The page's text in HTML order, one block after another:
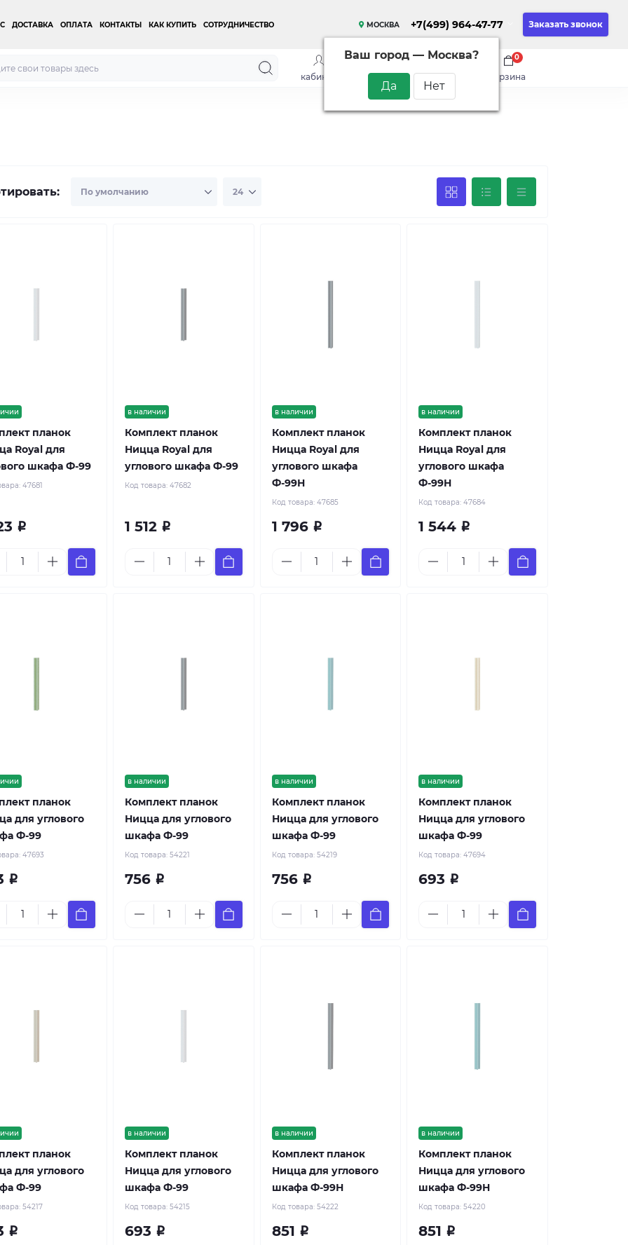
ДОСТАВКА ОПЛАТА КОНТАКТЫ КАК КУПИТЬ СОТРУДНИЧЕСТВО МОСКВА
Ваш город — Москва?
+7(499) 964-47-77 Заказать звонок
кабинет сравнить
0
закладки
0
корзина
0
планок
Royal для
шкафа Ф-99
47681
Р
в наличии
Комплект планок
Ницца Royal для
углового шкафа Ф-99
Код товара: 47682
1 512 Р
в наличии
Комплект планок
Ницца Royal для
углового шкафа
Ф-99Н
Код товара: 47685
1 796 Р
в наличии
Комплект планок
Ницца Royal для
углового шкафа
Ф-99Н
Код товара:47684
1 544 Р
планок
для углового
Ф-99
47693
Р
в наличии
Комплект планок
Ницца для углового
шкафа Ф-99
Код товара: 54221
756 Р
в наличии
Комплект планок
Ницца для углового
шкафа Ф-99
Код товара: 54219
756 Р
в наличии
Комплект планок
Ницца для углового
шкафа Ф-99
Код товара:47694
693 Р
планок
для углового
Ф-99
54217
Р
в наличии
Комплект планок
Ницца для углового
шкафа Ф-99
Код товара: 54215
693 Р
в наличии
Комплект планок
Ницца для углового
шкафа Ф-99Н
Код товара: 54222
851 Р
в наличии
Комплект планок
Ницца для углового
шкафа Ф-99Н
Код товара:54220
851 Р